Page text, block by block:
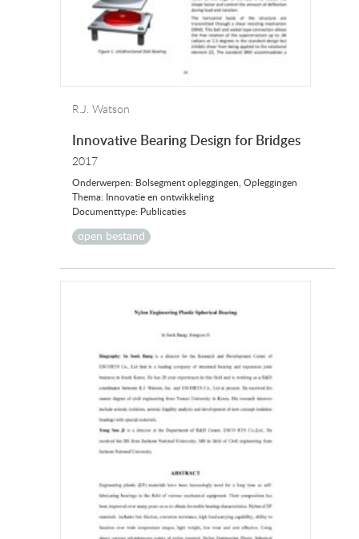
R.J. Watson
Innovative Bearing Design for Bridges
2017
Onderwerpen: Bolsegment opleggingen, Opleggingen
Thema: Innovatie en ontwikkeling
Documenttype: Publicaties
open bestand